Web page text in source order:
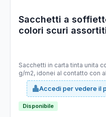
Sacchetti a
colori scuri
Sacchetti in carta tinta unita
g/m2, idonei al contatto con
Accedi per vedere il
Disponibile